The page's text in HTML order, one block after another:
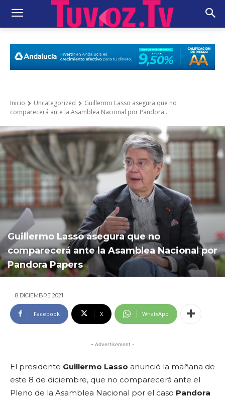
Inicio Uncategorized
Guillermo Lasso asegura que no
comparecerá ante la Asamblea Nacional por Pandora...
Guillermo Lasso asegura que no
comparecerá ante la Asamblea Nacional por
Pandora Papers
8 DICIEMBRE 2021
Facebook X WhatsApp
- Advertisement -
El presidente Guillermo Lasso anunció la mañana de
este 8 de diciembre, que no comparecerá ante el
Pleno de la Asamblea Nacional por el caso Pandora